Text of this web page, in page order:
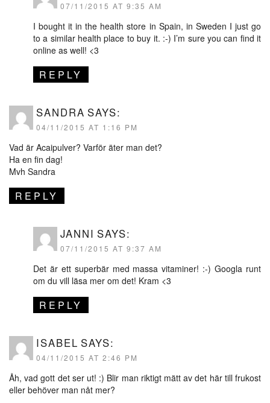
07/11/2015 AT 9:35 AM
I bought it in the health store in Spain, in Sweden I just go
to a similar health place to buy it. :-) I’m sure you can find it
online as well! <3
REPLY
SANDRA SAYS:
04/11/2015 AT 1:16 PM
Vad är Acaipulver? Varför äter man det?
Ha en fin dag!
Mvh Sandra
REPLY
JANNI SAYS:
07/11/2015 AT 9:37 AM
Det är ett superbär med massa vitaminer! :-) Googla runt
om du vill läsa mer om det! Kram <3
REPLY
ISABEL SAYS:
04/11/2015 AT 2:46 PM
Åh, vad gott det ser ut! :) Blir man riktigt mätt av det här till frukost
eller behöver man nåt mer?